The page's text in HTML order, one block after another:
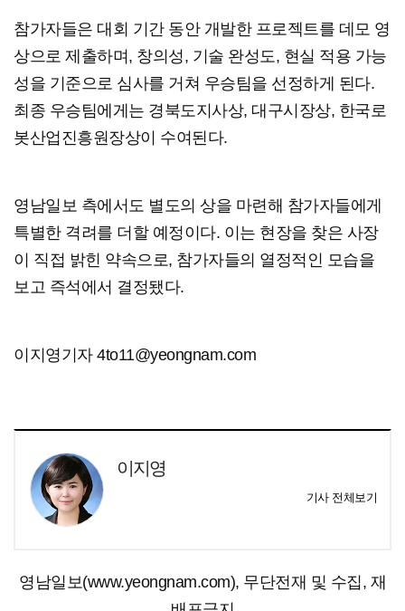
참가자들은 대회 기간 동안 개발한 프로젝트를 데모 영
상으로 제출하며, 창의성, 기술 완성도, 현실 적용 가능
성을 기준으로 심사를 거쳐 우승팀을 선정하게 된다.
최종 우승팀에게는 경북도지사상, 대구시장상, 한국로
봇산업진흥원장상이 수여된다.
영남일보 측에서도 별도의 상을 마련해 참가자들에게
특별한 격려를 더할 예정이다. 이는 현장을 찾은 사장
이 직접 밝힌 약속으로, 참가자들의 열정적인 모습을
보고 즉석에서 결정됐다.
이지영기자 4to11@yeongnam.com
이지영
기사 전체보기
영남일보(www.yeongnam.com), 무단전재 및 수집, 재